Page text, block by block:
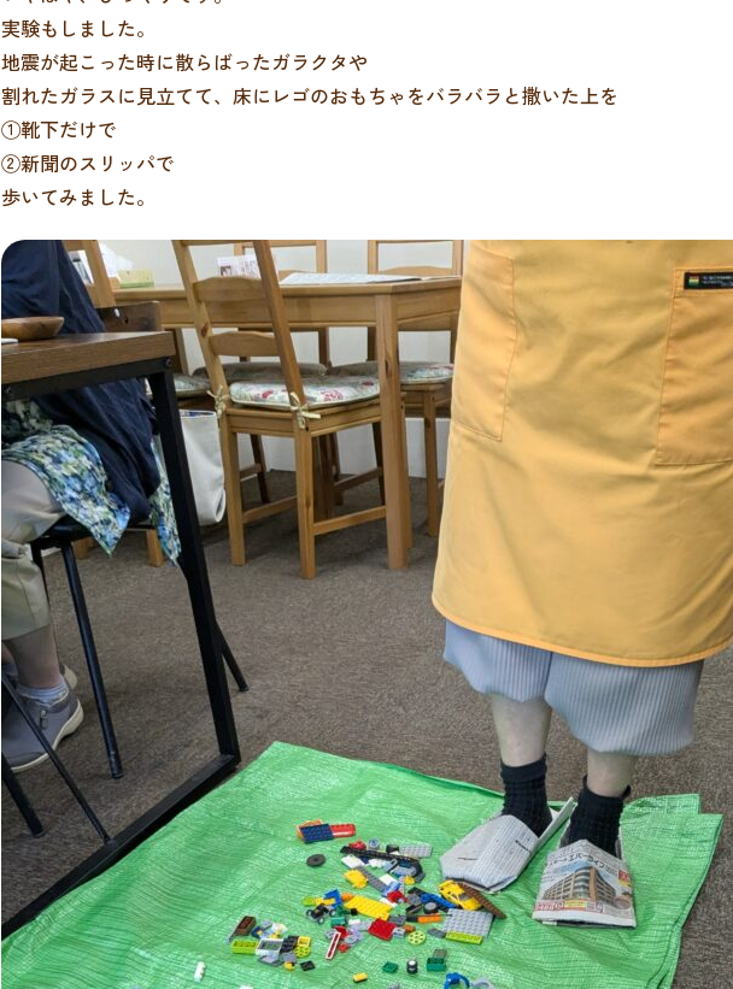
実験もしました。
地震が起こった時に散らばったガラクタや
割れたガラスに見立てて、床にレゴのおもちゃをバラバラと撒いた上を
①靴下だけで
②新聞のスリッパで
歩いてみました。